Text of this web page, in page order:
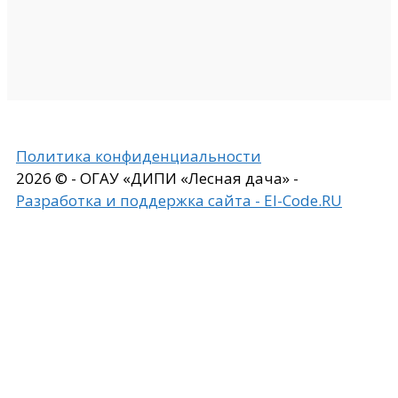
Политика конфиденциальности
2026 © - ОГАУ «ДИПИ «Лесная дача» -
Разработка и поддержка сайта - El-Code.RU